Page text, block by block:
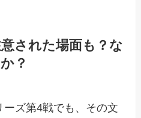
された場面も？な
？
ズ第4戦でも、その文